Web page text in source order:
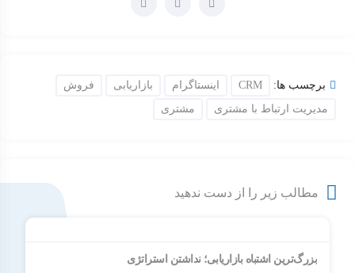
برچسب ها: CRM اینستاگرام بازاریابی
فروش
مدیریت ارتباط با مشتری
مشتری
مطالب زیر را از دست ندهید
بزرگ‌ترین اشتباه بازاریابی؛ نداشتن استراتژی